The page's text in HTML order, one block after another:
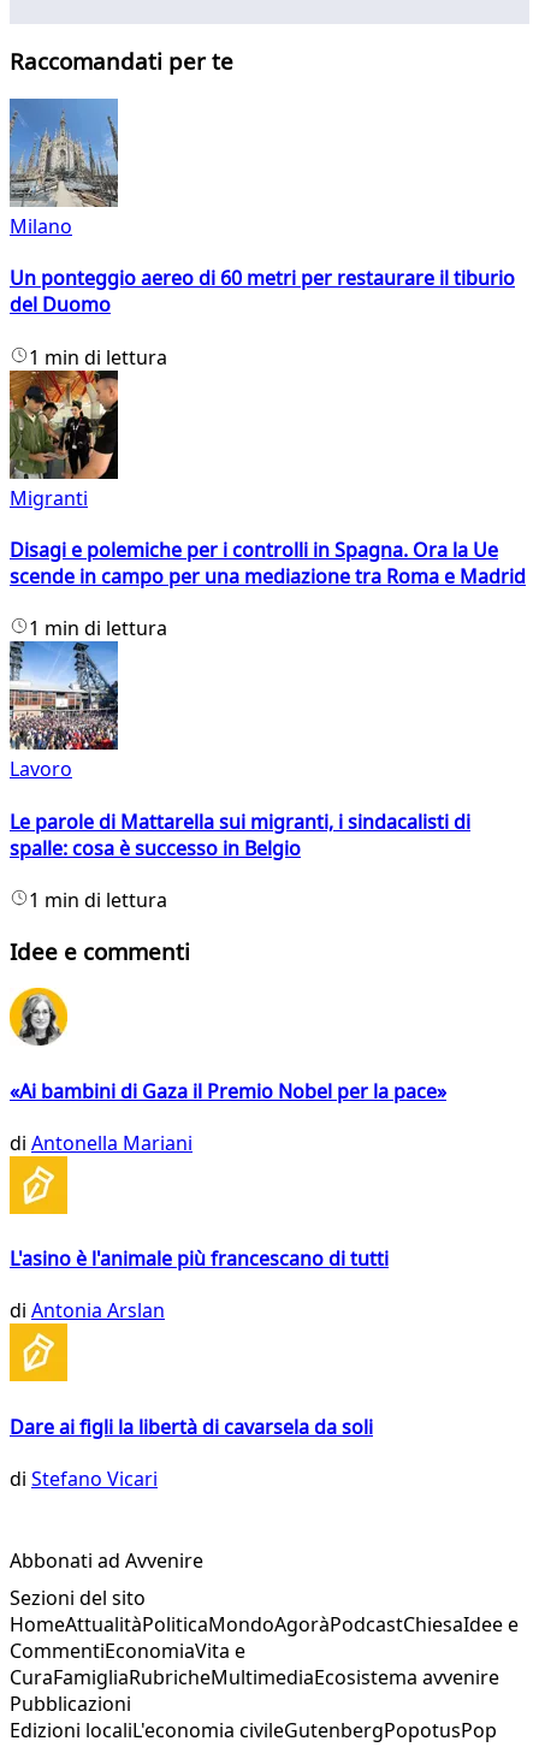
Raccomandati per te
Milano
Un ponteggio aereo di 60 metri per restaurare il tiburio
del Duomo
1 min di lettura
Migranti
Disagi e polemiche per i controlli in Spagna. Ora la Ue
scende in campo per una mediazione tra Roma e Madrid
1 min di lettura
Lavoro
Le parole di Mattarella sui migranti, i sindacalisti di
spalle: cosa è successo in Belgio
1 min di lettura
Idee e commenti
«Ai bambini di Gaza il Premio Nobel per la pace»
di Antonella Mariani
L'asino è l'animale più francescano di tutti
di Antonia Arslan
Dare ai figli la libertà di cavarsela da soli
di Stefano Vicari
Abbonati ad Avvenire
Sezioni del sito
HomeAttualitàPoliticaMondoAgoràPodcastChiesaIdee e
CommentiEconomiaVita e
CuraFamigliaRubricheMultimediaEcosistema avvenire
Pubblicazioni
Edizioni localiL'economia civileGutenbergPopotusPop